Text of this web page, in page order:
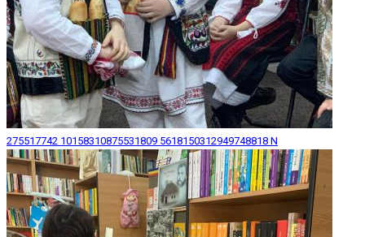
275517742 10158310875531809 5618150312949748818 N